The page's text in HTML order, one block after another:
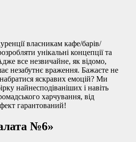
власникам кафе/барів/
унікальні концепції та
все незвичайне, як відомо,
незабутнє враження. Бажаєте не
яскравих емоцій? Ми
найнесподіваніших і навіть
харчування, від
гарантований!
№6»